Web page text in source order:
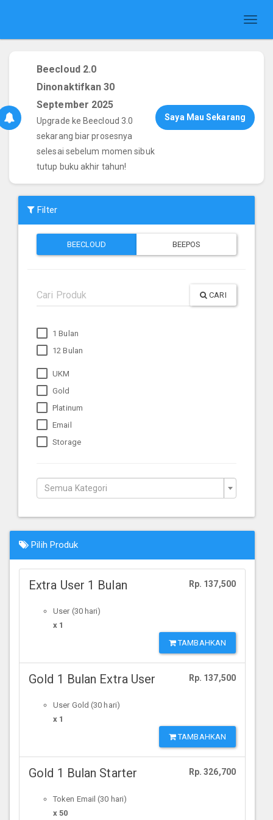
Beecloud 2.0
Dinonaktifkan 30
September 2025
Upgrade ke Beecloud 3.0
sekarang biar prosesnya
selesai sebelum momen sibuk
tutup buku akhir tahun!
Saya Mau Sekarang
Filter
BEECLOUD BEEPOS
CARI
1 Bulan
12 Bulan
UKM
Gold
Platinum
Email
Storage
Semua Kategori
Pilih Produk
Extra User 1 Bulan Rp. 137,500
User (30 hari)
x 1
TAMBAHKAN
Gold 1 Bulan Extra User Rp. 137,500
User Gold (30 hari)
x 1
TAMBAHKAN
Gold 1 Bulan Starter Rp. 326,700
Token Email (30 hari)
x 50